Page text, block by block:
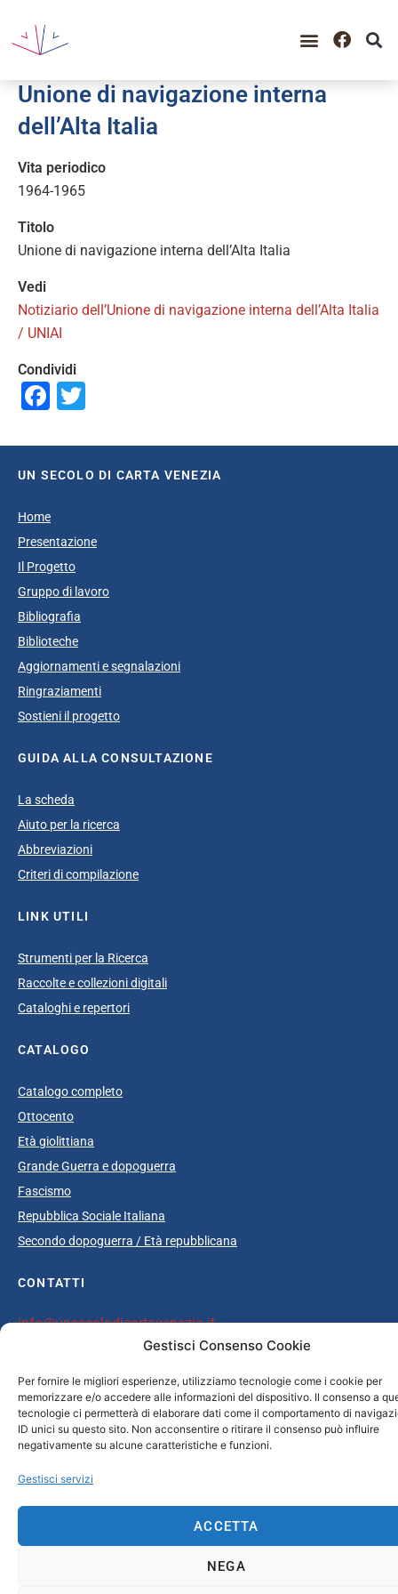
Gestisci Consenso Cookie
Per fornire le migliori esperienze, utilizziamo tecnologie come i cookie per
memorizzare e/o accedere alle informazioni del dispositivo. Il consenso a
tecnologie ci permetterà di elaborare dati come il comportamento di
ID unici su questo sito. Non acconsentire o ritirare il consenso può influire
negativamente su alcune caratteristiche e funzioni.
Gestisci servizi
ACCETTA
NEGA
Unione di navigazione interna
dell’Alta Italia
Vita periodico
1964-1965
Titolo
Unione di navigazione interna dell’Alta Italia
Vedi
Notiziario dell’Unione di navigazione interna dell’Alta Italia
/ UNIAI
Condividi
Facebook
UN SECOLO DI CARTA VENEZIA
Home
Presentazione
Il Progetto
Gruppo di lavoro
Bibliografia
Biblioteche
Aggiornamenti e segnalazioni
Ringraziamenti
Sostieni il progetto
GUIDA ALLA CONSULTAZIONE
La scheda
Aiuto per la ricerca
Abbreviazioni
Criteri di compilazione
LINK UTILI
Strumenti per la Ricerca
Raccolte e collezioni digitali
Cataloghi e repertori
CATALOGO
Catalogo completo
Ottocento
Età giolittiana
Grande Guerra e dopoguerra
Fascismo
Repubblica Sociale Italiana
Secondo dopoguerra / Età repubblicana
CONTATTI
info@unsecolodicartavenezia.it
Copyright © 2025 Un secolo di carta Venezia / Iveser Venezia|Privacy
Policy| Cookie Policy | Credits:ELAN42 Web + Comunicazione